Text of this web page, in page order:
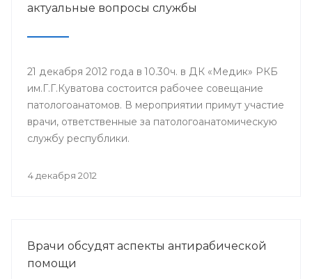
актуальные вопросы службы
21 декабря 2012 года в 10.30ч. в ДК «Медик» РКБ
им.Г.Г.Куватова состоится рабочее совещание
патологоанатомов. В мероприятии примут участие
врачи, ответственные за патологоанатомическую
службу республики.
4 декабря 2012
Врачи обсудят аспекты антирабической
помощи